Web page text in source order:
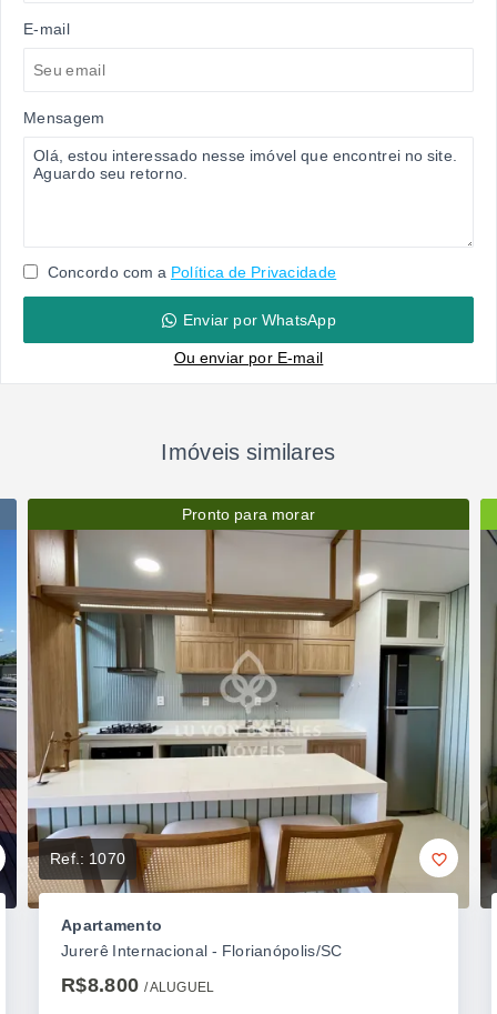
E-mail
Mensagem
Concordo com a Política de Privacidade
Enviar por WhatsApp
Ou enviar por E-mail
Imóveis similares
Pronto para morar
Ref.: 1070
Apartamento
Jurerê Internacional - Florianópolis/SC
R$8.800 / ALUGUEL